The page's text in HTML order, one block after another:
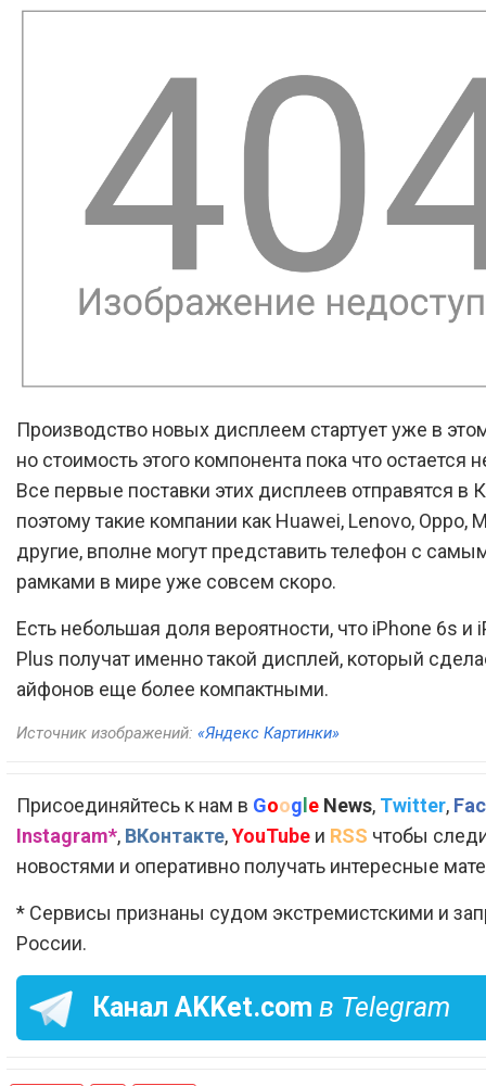
Производство новых дисплеем стартует уже в
но стоимость этого компонента пока что остается
Все первые поставки этих дисплеев отправятся в
поэтому такие компании как Huawei, Lenovo, Oppo,
другие, вполне могут представить телефон с
рамками в мире уже совсем скоро.
Есть небольшая доля вероятности, что iPhone 6s и
Plus получат именно такой дисплей, который
айфонов еще более компактными.
Источник изображений: «Яндекс Картинки»
Присоединяйтесь к нам в Google News, Twitter,
Instagram*, ВКонтакте,YouTube и RSS чтобы
новостями и оперативно получать интересные
* Сервисы признаны судом экстремистскими и
России.
Канал AKKet.com в Telegram